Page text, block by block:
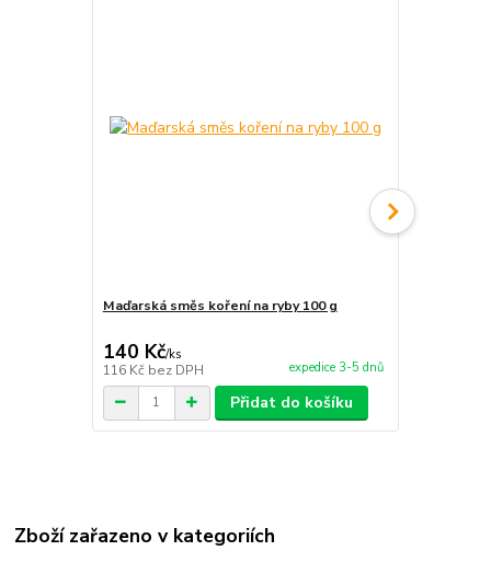
Maďarská směs koření na ryby 100 g
140 Kč/ks
116 Kč bez DPH expedice 3-5 dnů
Přidat do košíku
Zboží zařazeno v kategoriích